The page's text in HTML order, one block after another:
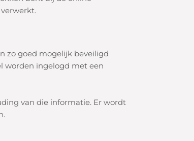
zo goed mogelijk beveiligd
worden ingelogd met een
van die informatie. Er wordt